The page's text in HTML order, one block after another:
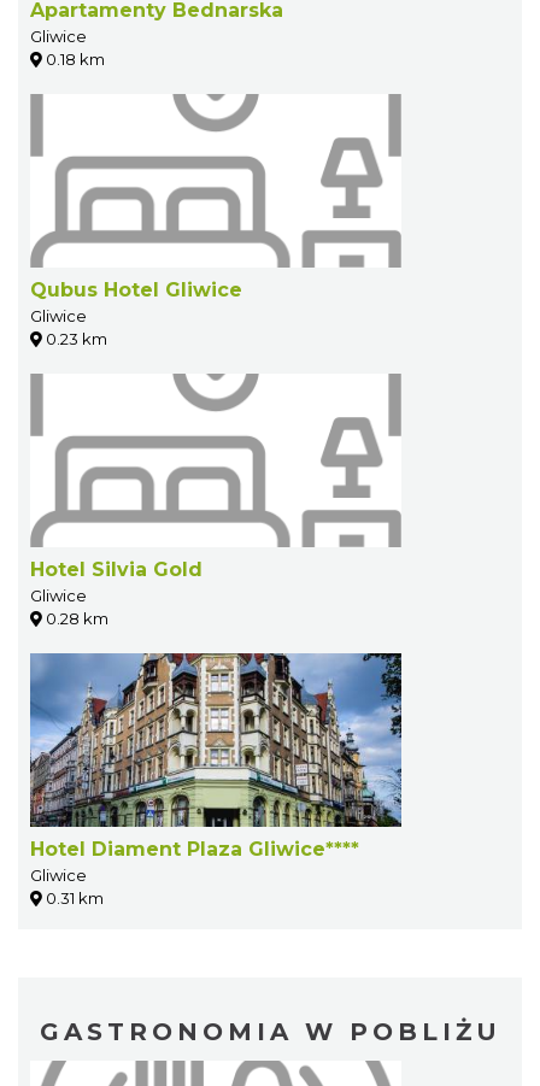
Apartamenty Bednarska
Gliwice
0.18 km
Qubus Hotel Gliwice
Gliwice
0.23 km
Hotel Silvia Gold
Gliwice
0.28 km
Hotel Diament Plaza Gliwice****
Gliwice
0.31 km
GASTRONOMIA W POBLIŻU